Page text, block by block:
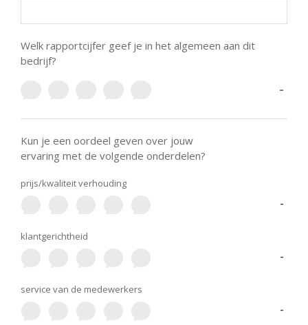
Welk rapportcijfer geef je in het algemeen aan dit
bedrijf?
-
Kun je een oordeel geven over jouw
ervaring met de volgende onderdelen?
prijs/kwaliteit verhouding
-
klantgerichtheid
-
service van de medewerkers
-